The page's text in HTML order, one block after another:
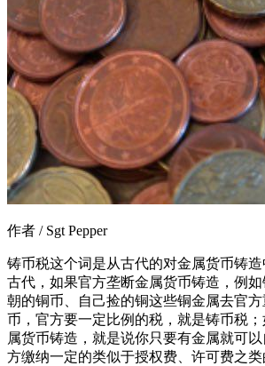
作者 / Sgt Pepper
铸币税这个词是从古代的对金属货币铸
古代，如果官方垄断金属货币铸造，例
朝的铜币、自己捡的铜这些铜金属去官
币，官方要一定比例的税，就是铸币税
属货币铸造，就是说你只要有金属就可
方缴纳一定的类似于授权费、许可费之